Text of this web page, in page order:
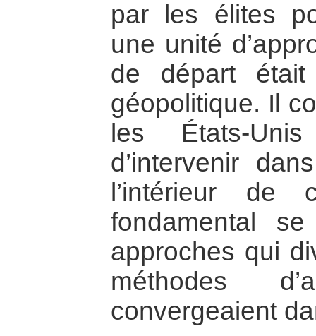
par les élites
une unité
de départ
géopolitique. Il
les États-
d’intervenir
l’intérieur de
fondamental
approches qui
méthodes
convergeaient